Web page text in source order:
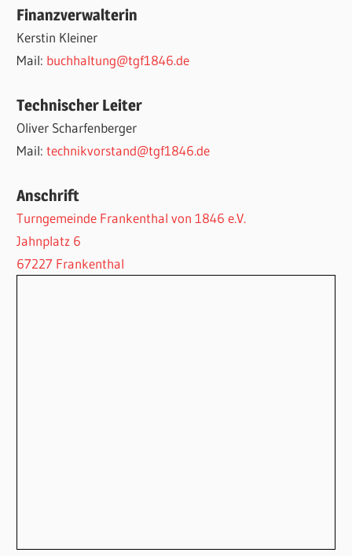
Finanzverwalterin
Kerstin Kleiner
Mail: buchhaltung@tgf1846.de
Technischer Leiter
Oliver Scharfenberger
Mail:technikvorstand@tgf1846.de
Anschrift
Turngemeinde Frankenthal von 1846 e.V.
Jahnplatz 6
67227 Frankenthal